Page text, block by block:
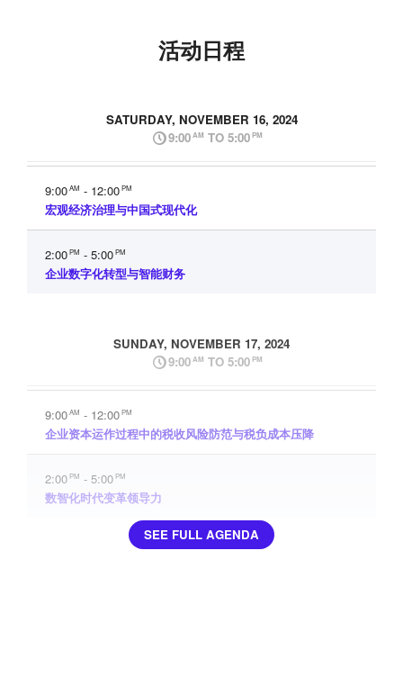
活动日程
SATURDAY, NOVEMBER 16, 2024
9:00AM TO 5:00PM
9:00AM - 12:00PM
宏观经济治理与中国式现代化
2:00PM - 5:00PM
企业数字化转型与智能财务
SUNDAY, NOVEMBER 17, 2024
9:00AM TO 5:00PM
9:00AM - 12:00PM
企业资本运作过程中的税收风险防范与税负成本压降
2:00PM - 5:00PM
数智化时代变革领导力
SEE FULL AGENDA